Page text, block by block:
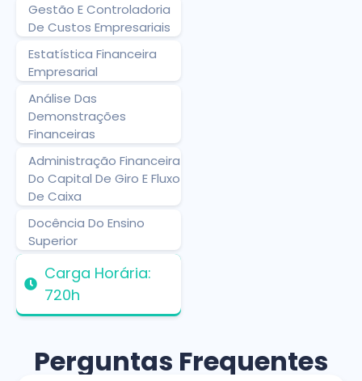
Gestão E Controladoria
De Custos Empresariais
Estatística Financeira
Empresarial
Análise Das
Demonstrações
Financeiras
Administração Financeira
Do Capital De Giro E Fluxo
De Caixa
Docência Do Ensino
Superior
Carga Horária:
720h
Perguntas Frequentes